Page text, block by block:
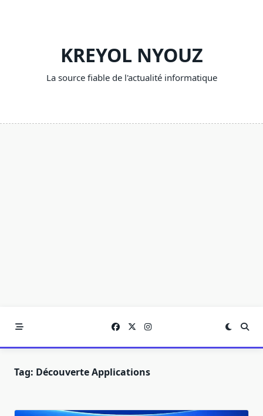
KREYOL NYOUZ
La source fiable de l'actualité informatique
Tag: Découverte Applications